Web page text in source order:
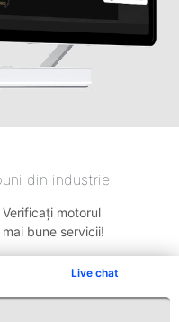
Live chat
din industrie
motorul
bune servicii!